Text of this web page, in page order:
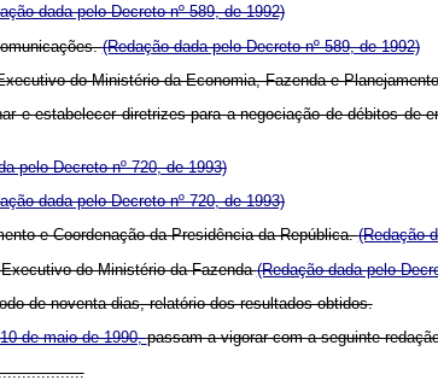
dada pelo Decreto nº 589, de 1992)
(Redação dada pelo Decreto nº 589, de 1992)
do Ministério da Economia, Fazenda e
e estabelecer diretrizes para a negociação de débitos
pelo Decreto nº 720, de 1993)
dada pelo Decreto nº 720, de 1993)
e Coordenação da Presidência da República.(Redação
do Ministério da Fazenda(Redação dada pelo
de noventa dias, relatório dos resultados obtidos.
de maio de 1990,passam a vigorar com a seguinte